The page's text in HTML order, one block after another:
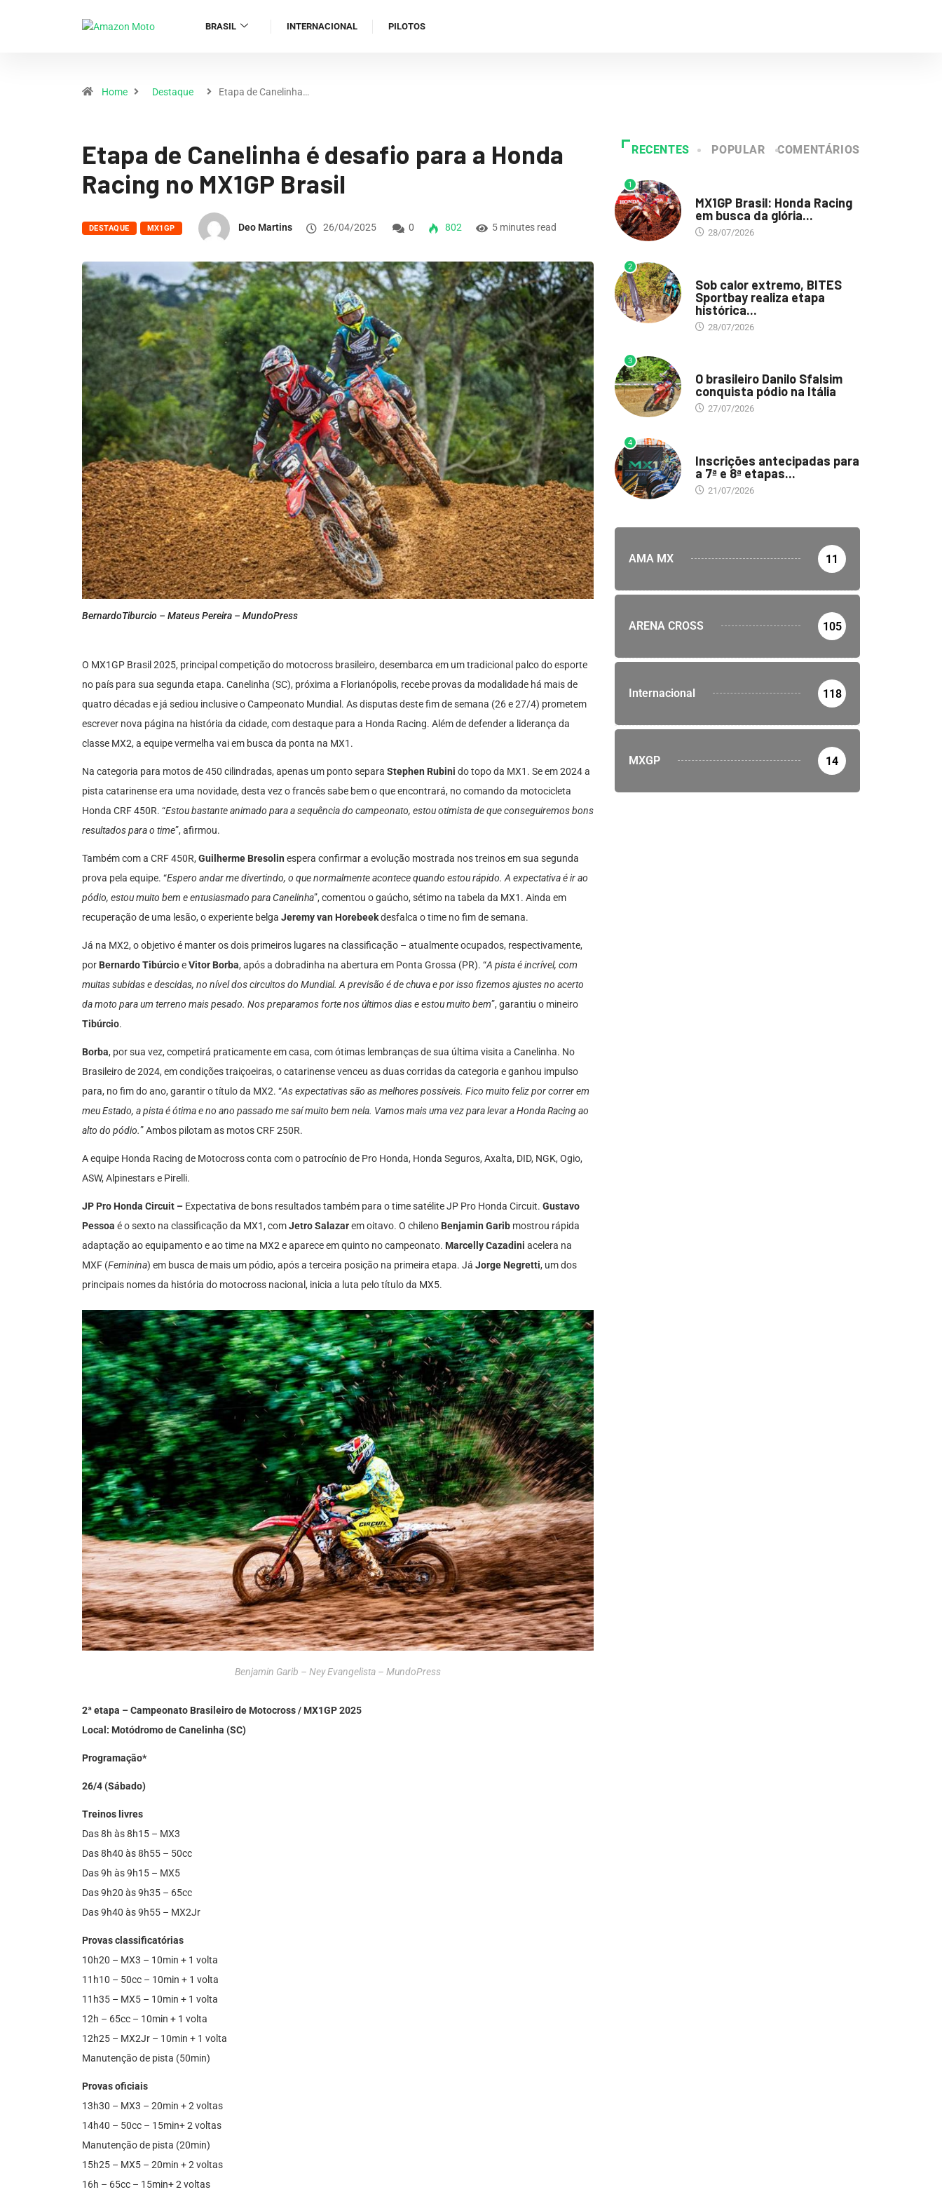
BRASIL INTERNACIONAL PILOTOS
Home Destaque Etapa de Canelinha…
Etapa de Canelinha é desafio para a Honda
Racing no MX1GP Brasil
DESTAQUE MX1GP Deo Martins 26/04/2025 0 802 5 minutes read
BernardoTiburcio – Mateus Pereira – MundoPress
O MX1GP Brasil 2025, principal competição do motocross brasileiro, desembarca em um tradicional palco do esporte
no país para sua segunda etapa. Canelinha (SC), próxima a Florianópolis, recebe provas da modalidade há mais de
quatro décadas e já sediou inclusive o Campeonato Mundial. As disputas deste fim de semana (26 e 27/4) prometem
escrever nova página na história da cidade, com destaque para a Honda Racing. Além de defender a liderança da
classe MX2, a equipe vermelha vai em busca da ponta na MX1.
Na categoria para motos de 450 cilindradas, apenas um ponto separa Stephen Rubini do topo da MX1. Se em 2024 a
pista catarinense era uma novidade, desta vez o francês sabe bem o que encontrará, no comando da motocicleta
Honda CRF 450R. “Estou bastante animado para a sequência do campeonato, estou otimista de que conseguiremos bons
resultados para o time”, afirmou.
Também com a CRF 450R, Guilherme Bresolin espera confirmar a evolução mostrada nos treinos em sua segunda
prova pela equipe. “Espero andar me divertindo, o que normalmente acontece quando estou rápido. A expectativa é ir ao
pódio, estou muito bem e entusiasmado para Canelinha”, comentou o gaúcho, sétimo na tabela da MX1. Ainda em
recuperação de uma lesão, o experiente belga Jeremy van Horebeekdesfalca o time no fim de semana.
Já na MX2, o objetivo é manter os dois primeiros lugares na classificação – atualmente ocupados, respectivamente,
por Bernardo TibúrcioeVitor Borba, após a dobradinha na abertura em Ponta Grossa (PR). “A pista é incrível, com
muitas subidas e descidas, no nível dos circuitos do Mundial. A previsão é de chuva e por isso fizemos ajustes no acerto
da moto para um terreno mais pesado. Nos preparamos forte nos últimos dias e estou muito bem”, garantiu o mineiro
Tibúrcio.
Borba, por sua vez, competirá praticamente em casa, com ótimas lembranças de sua última visita a Canelinha. No
Brasileiro de 2024, em condições traiçoeiras, o catarinense venceu as duas corridas da categoria e ganhou impulso
para, no fim do ano, garantir o título da MX2. “As expectativas são as melhores possíveis. Fico muito feliz por correr em
meu Estado, a pista é ótima e no ano passado me saí muito bem nela. Vamos mais uma vez para levar a Honda Racing ao
alto do pódio.” Ambos pilotam as motos CRF 250R.
A equipe Honda Racing de Motocross conta com o patrocínio de Pro Honda, Honda Seguros, Axalta, DID, NGK, Ogio,
ASW, Alpinestars e Pirelli.
JP Pro Honda Circuit – Expectativa de bons resultados também para o time satélite JP Pro Honda Circuit. Gustavo
Pessoa é o sexto na classificação da MX1, comJetro Salazarem oitavo. O chileno Benjamin Garib mostrou rápida
adaptação ao equipamento e ao time na MX2 e aparece em quinto no campeonato. Marcelly Cazadini acelera na
MXF (Feminina) em busca de mais um pódio, após a terceira posição na primeira etapa. Já Jorge Negretti, um dos
principais nomes da história do motocross nacional, inicia a luta pelo título da MX5.
Benjamin Garib – Ney Evangelista – MundoPress
2ª etapa – Campeonato Brasileiro de Motocross / MX1GP 2025
Local: Motódromo de Canelinha (SC)
Programação*
26/4 (Sábado)
Treinos livres
Das 8h às 8h15 – MX3
Das 8h40 às 8h55 – 50cc
Das 9h às 9h15 – MX5
Das 9h20 às 9h35 – 65cc
Das 9h40 às 9h55 – MX2Jr
Provas classificatórias
10h20 – MX3 – 10min + 1 volta
11h10 – 50cc – 10min + 1 volta
11h35 – MX5 – 10min + 1 volta
12h – 65cc – 10min + 1 volta
12h25 – MX2Jr – 10min + 1 volta
Manutenção de pista (50min)
Provas oficiais
13h30 – MX3 – 20min + 2 voltas
14h40 – 50cc – 15min+ 2 voltas
Manutenção de pista (20min)
15h25 – MX5 – 20min + 2 voltas
16h – 65cc – 15min+ 2 voltas
RECENTES POPULAR COMENTÁRIOS
1
MX1GP Brasil: Honda Racing
em busca da glória...
28/07/2026
2
Sob calor extremo, BITES
Sportbay realiza etapa
histórica...
28/07/2026
3
O brasileiro Danilo Sfalsim
conquista pódio na Itália
27/07/2026
4
Inscrições antecipadas para
a 7ª e 8ª etapas...
21/07/2026
AMA MX 11
ARENA CROSS 105
Internacional 118
MXGP 14